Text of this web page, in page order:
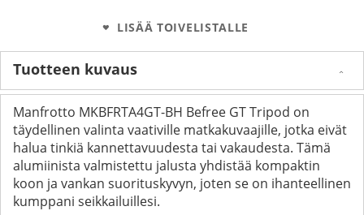
LISÄÄ TOIVELISTALLE
Tuotteen kuvaus
Manfrotto MKBFRTA4GT-BH Befree GT Tripod on
täydellinen valinta vaativille matkakuvaajille, jotka eivät
halua tinkiä kannettavuudesta tai vakaudesta. Tämä
alumiinista valmistettu jalusta yhdistää kompaktin
koon ja vankan suorituskyvyn, joten se on ihanteellinen
kumppani seikkailuillesi.